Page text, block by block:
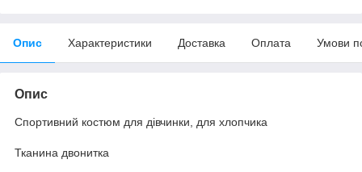
Опис Характеристики Доставка Оплата Умови
Опис
Спортивний костюм для дівчинки, для хлопчика
Тканина двонитка